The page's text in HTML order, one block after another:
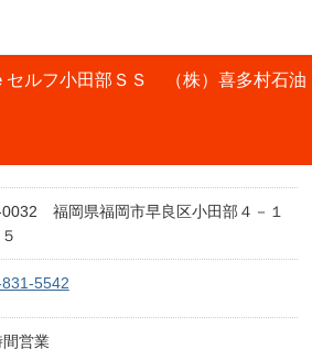
セルフ小田部ＳＳ （株）喜多村石油
福岡県福岡市早良区小田部４－１
5542
間営業